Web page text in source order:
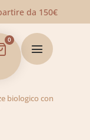
da 150€
0
biologico con